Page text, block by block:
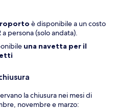
è disponibile a un costo
persona (solo andata).
una navetta per il
la chiusura nei mesi di
novembre e marzo: